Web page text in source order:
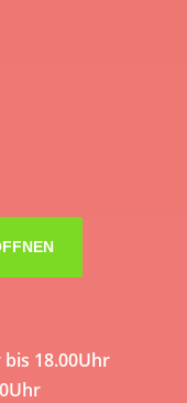
18.00Uhr